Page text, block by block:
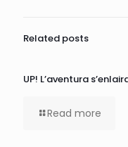
Related posts
UP! L’aventura
Read more